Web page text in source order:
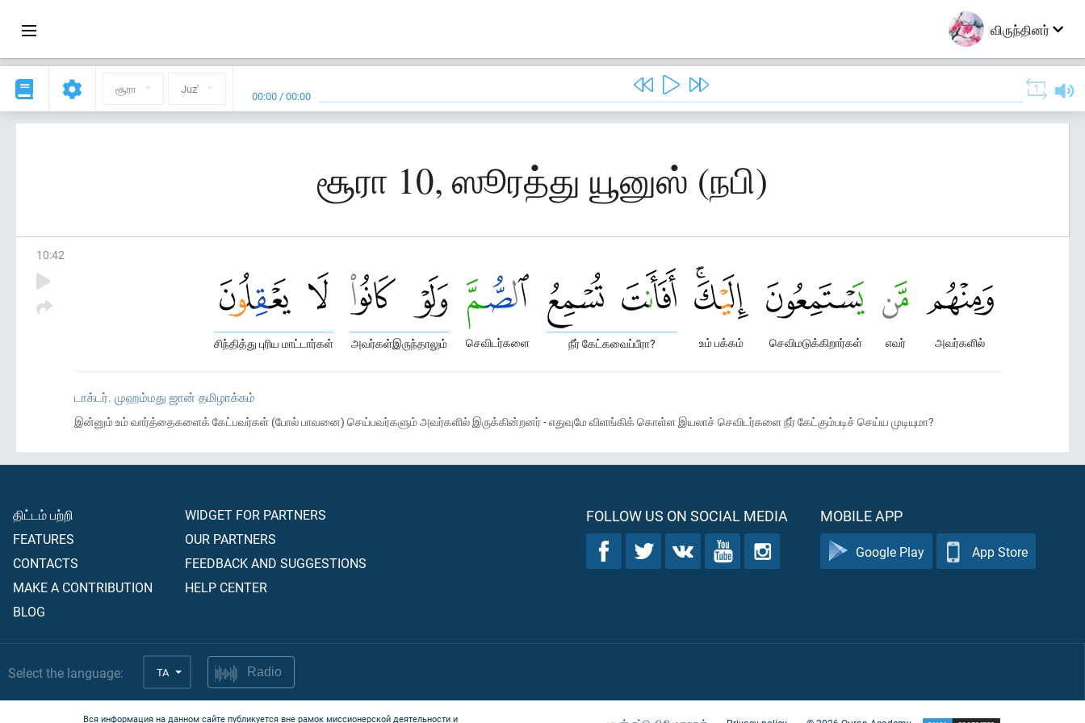
விருந்தினர்
சூரா Juz' 00:00 /00:00
சூரா 10, ஸூரத்து யூனுஸ் (நபி)
10:42
அவர்களில்
எவர்
செவிமடுக்கிறார்கள்
உம் பக்கம்
நீர் கேட்கவைப்பீரா?
செவிடர்களை
அவர்கள்இருந்தாலும்
சிந்தித்து புரிய மாட்டார்கள்
டாக்டர். முஹம்மது ஜான் தமிழாக்கம்
இன்னும் உம் வார்த்தைகளைக் கேட்பவர்கள் (போல் பாவனை) செய்பவர்களும் அவர்களில் இருக்கின்றனர் - எதுவுமே விளங்கிக் கொள்ள இயலாச் செவிடர்களை நீர் கேட்கும்படிச் செய்ய முடியுமா?
திட்டம் பற்றி
FEATURES
CONTACTS
MAKE A CONTRIBUTION
BLOG
WIDGET FOR PARTNERS
OUR PARTNERS
FEEDBACK AND SUGGESTIONS
HELP CENTER
FOLLOW US ON SOCIAL MEDIA MOBILE APP
Google Play App Store
Select the language: TA Radio
Вся информация на данном сайте публикуется вне рамок миссионерской деятельности и